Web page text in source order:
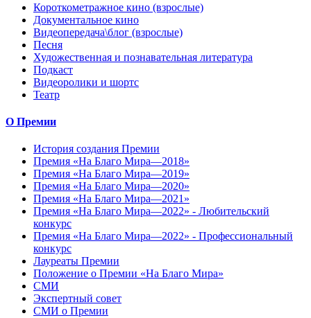
Короткометражное кино (взрослые)
Документальное кино
Видеопередача\блог (взрослые)
Песня
Художественная и познавательная литература
Подкаст
Видеоролики и шортс
Театр
О Премии
История создания Премии
Премия «На Благо Мира—2018»
Премия «На Благо Мира—2019»
Премия «На Благо Мира—2020»
Премия «На Благо Мира—2021»
Премия «На Благо Мира—2022» - Любительский
конкурс
Премия «На Благо Мира—2022» - Профессиональный
конкурс
Лауреаты Премии
Положение о Премии «На Благо Мира»
СМИ
Экспертный совет
СМИ о Премии